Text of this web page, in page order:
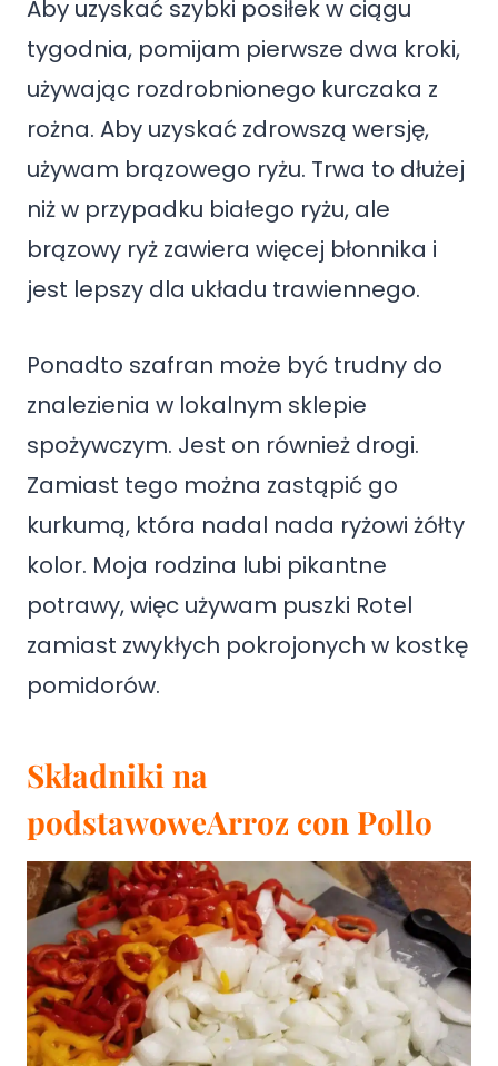
Aby uzyskać szybki posiłek w ciągu
tygodnia, pomijam pierwsze dwa kroki,
używając rozdrobnionego kurczaka z
rożna. Aby uzyskać zdrowszą wersję,
używam brązowego ryżu. Trwa to dłużej
niż w przypadku białego ryżu, ale
brązowy ryż zawiera więcej błonnika i
jest lepszy dla układu trawiennego.
Ponadto szafran może być trudny do
znalezienia w lokalnym sklepie
spożywczym. Jest on również drogi.
Zamiast tego można zastąpić go
kurkumą, która nadal nada ryżowi żółty
kolor. Moja rodzina lubi pikantne
potrawy, więc używam puszki Rotel
zamiast zwykłych pokrojonych w kostkę
pomidorów.
Składniki na
podstawoweArroz con Pollo